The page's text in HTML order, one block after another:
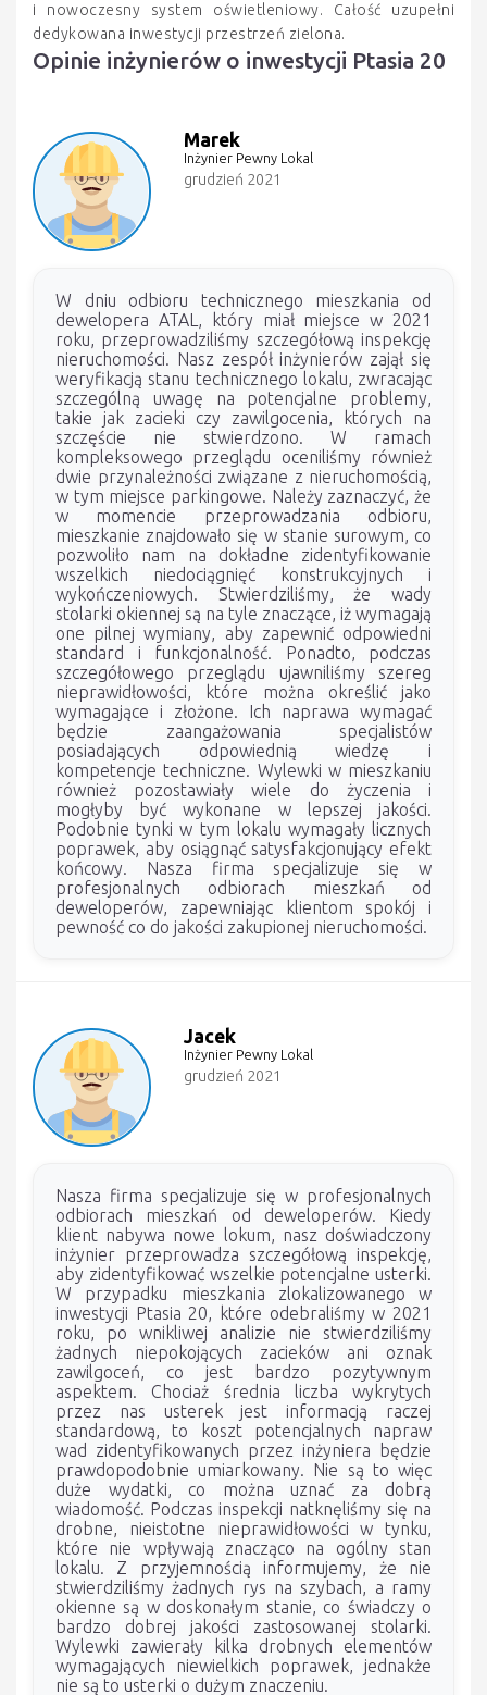
i nowoczesny system oświetleniowy. Całość uzupełni
dedykowana inwestycji przestrzeń zielona.
Opinie inżynierów o inwestycji Ptasia 20
Marek
Inżynier Pewny Lokal
grudzień 2021
W dniu odbioru technicznego mieszkania od
dewelopera ATAL, który miał miejsce w 2021
roku, przeprowadziliśmy szczegółową inspekcję
nieruchomości. Nasz zespół inżynierów zajął się
weryfikacją stanu technicznego lokalu, zwracając
szczególną uwagę na potencjalne problemy,
takie jak zacieki czy zawilgocenia, których na
szczęście nie stwierdzono. W ramach
kompleksowego przeglądu oceniliśmy również
dwie przynależności związane z nieruchomością,
w tym miejsce parkingowe. Należy zaznaczyć, że
w momencie przeprowadzania odbioru,
mieszkanie znajdowało się w stanie surowym, co
pozwoliło nam na dokładne zidentyfikowanie
wszelkich niedociągnięć konstrukcyjnych i
wykończeniowych. Stwierdziliśmy, że wady
stolarki okiennej są na tyle znaczące, iż wymagają
one pilnej wymiany, aby zapewnić odpowiedni
standard i funkcjonalność. Ponadto, podczas
szczegółowego przeglądu ujawniliśmy szereg
nieprawidłowości, które można określić jako
wymagające i złożone. Ich naprawa wymagać
będzie zaangażowania specjalistów
posiadających odpowiednią wiedzę i
kompetencje techniczne. Wylewki w mieszkaniu
również pozostawiały wiele do życzenia i
mogłyby być wykonane w lepszej jakości.
Podobnie tynki w tym lokalu wymagały licznych
poprawek, aby osiągnąć satysfakcjonujący efekt
końcowy. Nasza firma specjalizuje się w
profesjonalnych odbiorach mieszkań od
deweloperów, zapewniając klientom spokój i
pewność co do jakości zakupionej nieruchomości.
Jacek
Inżynier Pewny Lokal
grudzień 2021
Nasza firma specjalizuje się w profesjonalnych
odbiorach mieszkań od deweloperów. Kiedy
klient nabywa nowe lokum, nasz doświadczony
inżynier przeprowadza szczegółową inspekcję,
aby zidentyfikować wszelkie potencjalne usterki.
W przypadku mieszkania zlokalizowanego w
inwestycji Ptasia 20, które odebraliśmy w 2021
roku, po wnikliwej analizie nie stwierdziliśmy
żadnych niepokojących zacieków ani oznak
zawilgoceń, co jest bardzo pozytywnym
aspektem. Chociaż średnia liczba wykrytych
przez nas usterek jest informacją raczej
standardową, to koszt potencjalnych napraw
wad zidentyfikowanych przez inżyniera będzie
prawdopodobnie umiarkowany. Nie są to więc
duże wydatki, co można uznać za dobrą
wiadomość. Podczas inspekcji natknęliśmy się na
drobne, nieistotne nieprawidłowości w tynku,
które nie wpływają znacząco na ogólny stan
lokalu. Z przyjemnością informujemy, że nie
stwierdziliśmy żadnych rys na szybach, a ramy
okienne są w doskonałym stanie, co świadczy o
bardzo dobrej jakości zastosowanej stolarki.
Wylewki zawierały kilka drobnych elementów
wymagających niewielkich poprawek, jednakże
nie są to usterki o dużym znaczeniu.